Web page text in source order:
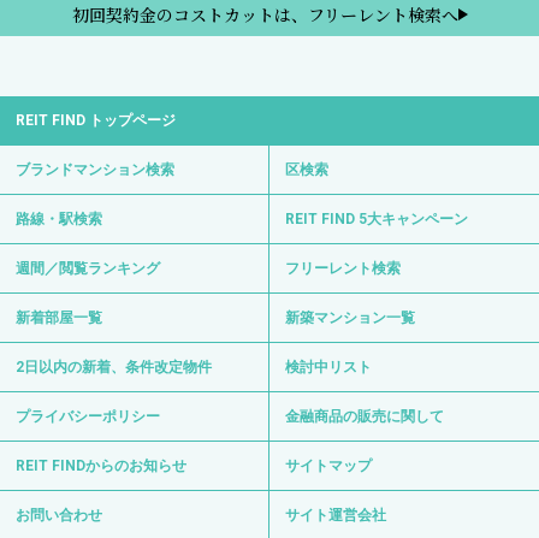
初回契約金のコストカットは、フリーレント検索へ
REIT FIND トップページ
ブランドマンション検索 区検索
路線・駅検索 REIT FIND 5大キャンペーン
週間／閲覧ランキング フリーレント検索
新着部屋一覧 新築マンション一覧
2日以内の新着、条件改定物件 検討中リスト
プライバシーポリシー 金融商品の販売に関して
REIT FINDからのお知らせ サイトマップ
お問い合わせ サイト運営会社